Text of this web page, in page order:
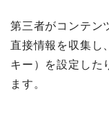
第三者がコンテン
直接情報を収集し
キー）を設定した
ます。